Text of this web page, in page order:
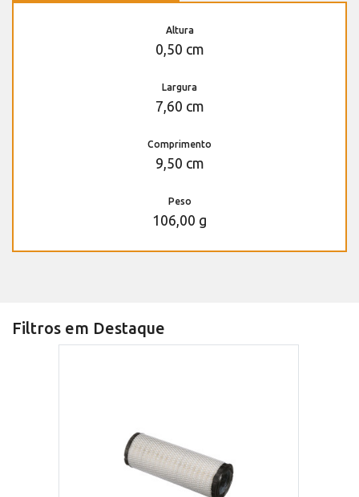
Altura
0,50 cm
Largura
7,60 cm
Comprimento
9,50 cm
Peso
106,00 g
Filtros em Destaque